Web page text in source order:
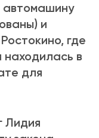
автомашину
и
где
в
для
Лидия